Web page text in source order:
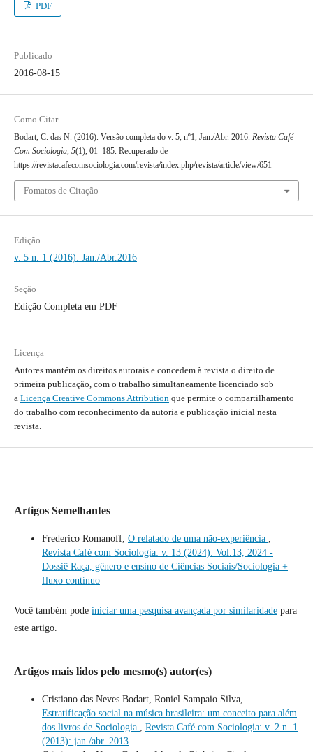
PDF
Publicado
2016-08-15
Como Citar
Bodart, C. das N. (2016). Versão completa do v. 5, nº1, Jan./Abr. 2016. Revista Café
Com Sociologia, 5(1), 01–185. Recuperado de
https://revistacafecomsociologia.com/revista/index.php/revista/article/view/651
Fomatos de Citação
Edição
v. 5 n. 1 (2016): Jan./Abr.2016
Seção
Edição Completa em PDF
Licença
Autores mantém os direitos autorais e concedem à revista o direito de
primeira publicação, com o trabalho simultaneamente licenciado sob
a Licença Creative Commons Attribution que permite o compartilhamento
do trabalho com reconhecimento da autoria e publicação inicial nesta
revista.
Artigos Semelhantes
Frederico Romanoff, O relatado de uma não-experiência ,
Revista Café com Sociologia: v. 13 (2024): Vol.13, 2024 -
Dossiê Raça, gênero e ensino de Ciências Sociais/Sociologia +
fluxo contínuo
Você também pode iniciar uma pesquisa avançada por similaridade para
este artigo.
Artigos mais lidos pelo mesmo(s) autor(es)
Cristiano das Neves Bodart, Roniel Sampaio Silva,
Estratificação social na música brasileira: um conceito para além
dos livros de Sociologia , Revista Café com Sociologia: v. 2 n. 1
(2013): jan./abr. 2013